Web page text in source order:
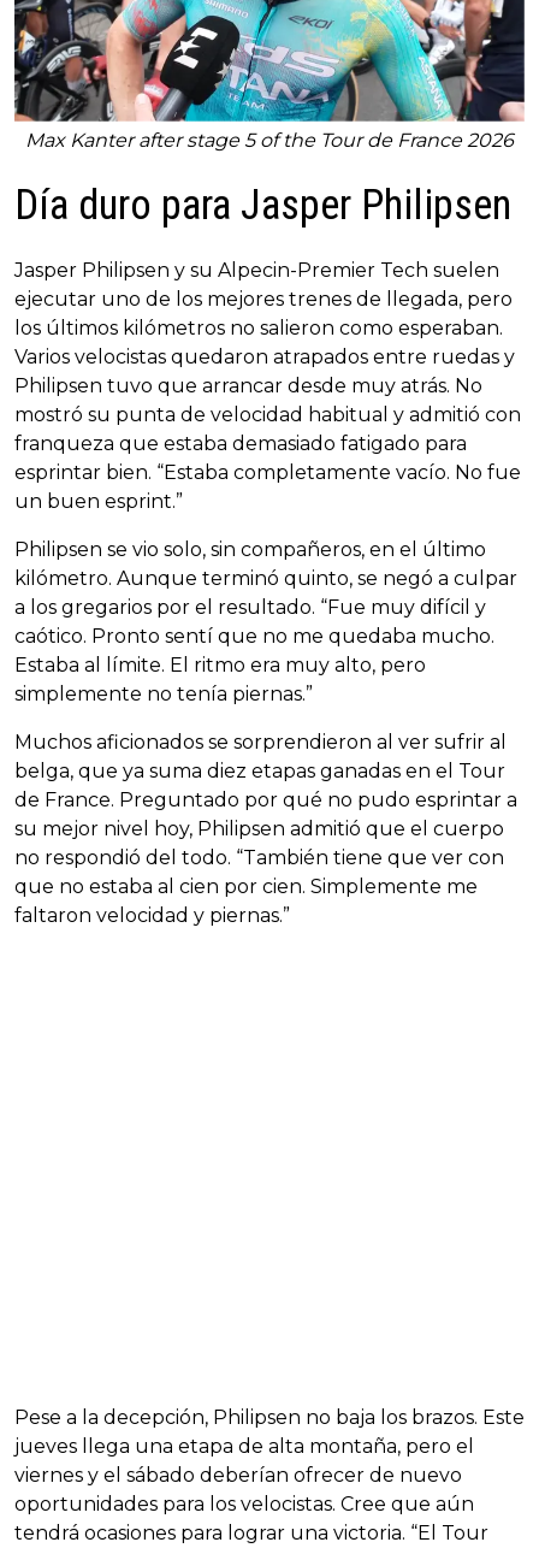
Max Kanter after stage 5 of the Tour de France 2026
Día duro para Jasper Philipsen
Jasper Philipsen y su Alpecin-Premier Tech suelen
ejecutar uno de los mejores trenes de llegada, pero
los últimos kilómetros no salieron como esperaban.
Varios velocistas quedaron atrapados entre ruedas y
Philipsen tuvo que arrancar desde muy atrás. No
mostró su punta de velocidad habitual y admitió con
franqueza que estaba demasiado fatigado para
esprintar bien. “Estaba completamente vacío. No fue
un buen esprint.”
Philipsen se vio solo, sin compañeros, en el último
kilómetro. Aunque terminó quinto, se negó a culpar
a los gregarios por el resultado. “Fue muy difícil y
caótico. Pronto sentí que no me quedaba mucho.
Estaba al límite. El ritmo era muy alto, pero
simplemente no tenía piernas.”
Muchos aficionados se sorprendieron al ver sufrir al
belga, que ya suma diez etapas ganadas en el Tour
de France. Preguntado por qué no pudo esprintar a
su mejor nivel hoy, Philipsen admitió que el cuerpo
no respondió del todo. “También tiene que ver con
que no estaba al cien por cien. Simplemente me
faltaron velocidad y piernas.”
Pese a la decepción, Philipsen no baja los brazos. Este
jueves llega una etapa de alta montaña, pero el
viernes y el sábado deberían ofrecer de nuevo
oportunidades para los velocistas. Cree que aún
tendrá ocasiones para lograr una victoria. “El Tour